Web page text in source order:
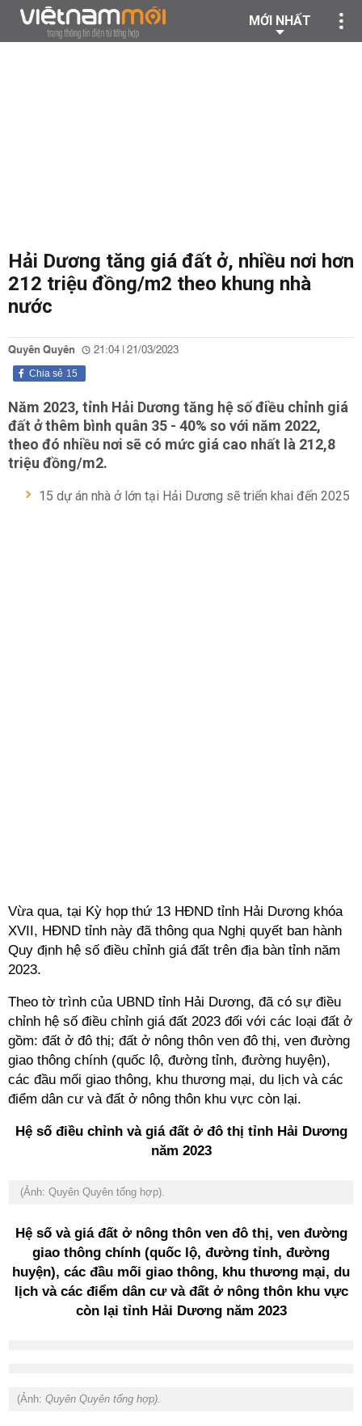
MỚI NHẤT
Hải Dương tăng giá đất ở, nhiều nơi hơn
212 triệu đồng/m2 theo khung nhà
nước
Quyên Quyên 21:04 | 21/03/2023
15
Chia sẻ
Năm 2023, tỉnh Hải Dương tăng hệ số điều chỉnh giá
đất ở thêm bình quân 35 - 40% so với năm 2022,
theo đó nhiều nơi sẽ có mức giá cao nhất là 212,8
triệu đồng/m2.
15 dự án nhà ở lớn tại Hải Dương sẽ triển khai đến 2025
Vừa qua, tại Kỳ họp thứ 13 HĐND tỉnh Hải Dương khóa
XVII, HĐND tỉnh này đã thông qua Nghị quyết ban hành
Quy định hệ số điều chỉnh giá đất trên địa bàn tỉnh năm
2023.
Theo tờ trình của UBND tỉnh Hải Dương, đã có sự điều
chỉnh hệ số điều chỉnh giá đất 2023 đối với các loại đất ở
gồm: đất ở đô thị; đất ở nông thôn ven đô thị, ven đường
giao thông chính (quốc lộ, đường tỉnh, đường huyện),
các đầu mối giao thông, khu thương mại, du lịch và các
điểm dân cư và đất ở nông thôn khu vực còn lại.
Hệ số điều chỉnh và giá đất ở đô thị tỉnh Hải Dương
năm 2023
(Ảnh: Quyên Quyên tổng hợp).
Hệ số và giá đất ở nông thôn ven đô thị, ven đường
giao thông chính (quốc lộ, đường tỉnh, đường
huyện), các đầu mối giao thông, khu thương mại, du
lịch và các điểm dân cư và đất ở nông thôn khu vực
còn lại tỉnh Hải Dương năm 2023
(Ảnh: Quyên Quyên tổng hợp).